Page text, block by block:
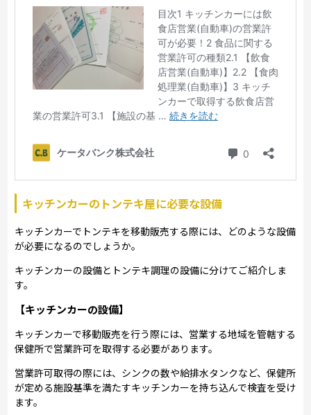
キッチンカーのトンテキ屋に必要な設備
キッチンカーでトンテキを移動販売する際には、どのような設備
が必要になるのでしょうか。
キッチンカーの設備とトンテキ調理の設備に分けてご紹介しま
す。
【キッチンカーの設備】
キッチンカーで移動販売を行う際には、営業する地域を管轄する
保健所で営業許可を取得する必要があります。
営業許可取得の際には、シンクの数や給排水タンクなど、保健所
が定める施設基準を満たすキッチンカーを持ち込んで検査を受け
ます。